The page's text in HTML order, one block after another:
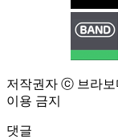
저작권자 ⓒ 브라보
이용 금지
댓글